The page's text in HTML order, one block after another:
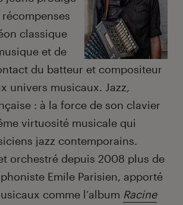
classique
et de
du batteur et compositeur
univers musicaux. Jazz,
: à la force de son clavier
virtuosité musicale qui
jazz contemporains.
orchestré depuis 2008 plus de
Emile Parisien, apporté
comme l’album Racine